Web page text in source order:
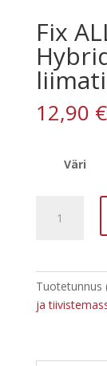
Fix
12,90 €
Väri
ml
Tuotetunnus
ja